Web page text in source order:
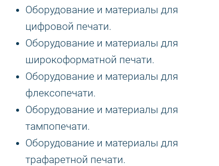
Оборудование и материалы для
цифровой печати.
Оборудование и материалы для
широкоформатной печати.
Оборудование и материалы для
флексопечати.
Оборудование и материалы для
тампопечати.
Оборудование и материалы для
трафаретной печати.